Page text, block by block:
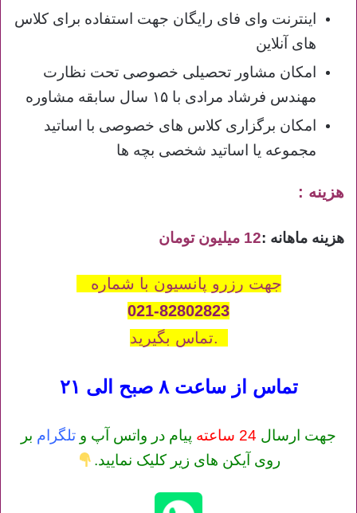
اینترنت وای فای رایگان جهت استفاده برای کلاس
های آنلاین
امکان مشاور تحصیلی خصوصی تحت نظارت
مهندس فرشاد مرادی با ۱۵ سال سابقه مشاوره
امکان برگزاری کلاس های خصوصی با اساتید
مجموعه یا اساتید شخصی بچه ها
هزینه :
هزینه ماهانه :12 میلیون تومان
جهت رزرو پانسیون با شماره
021-82802823
تماس بگیرید.
تماس از ساعت ۸ صبح الی ۲۱
جهت ارسال 24 ساعته پیام در واتس آپ و تلگرام بر
روی آیکن های زیر کلیک نمایید.